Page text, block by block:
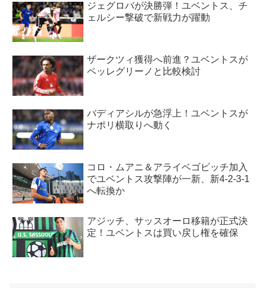
ジェグロバが決勝弾！ユベントス、チ
ェルシー撃破で新戦力が躍動
ザークツィ獲得へ前進？ユベントスが
ペッレグリーノと比較検討
バディアシルが急浮上！ユベントスが
ナポリ横取りへ動く
コロ・ムアニ＆アライベゴビッチ加入
でユベントス攻撃陣が一新、新4-2-3-1
へ転換か
アジッチ、サッスオーロ移籍が正式決
定！ユベントスは買い戻し権を確保